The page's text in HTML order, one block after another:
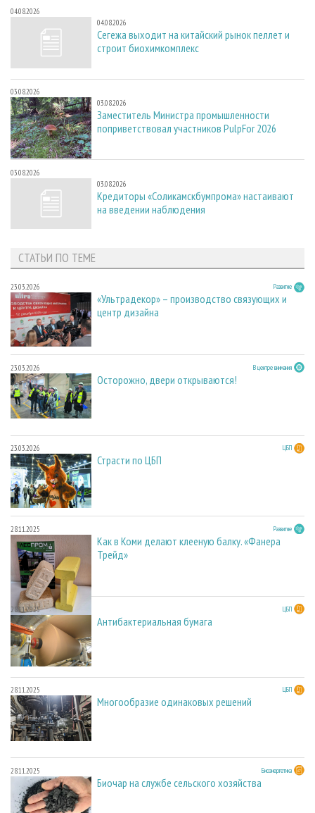
04.08.2026
04.08.2026
Сегежа выходит на китайский рынок пеллет и
строит биохимкомплекс
03.08.2026
03.08.2026
Заместитель Министра промышленности
поприветствовал участников PulpFor 2026
03.08.2026
03.08.2026
Кредиторы «Соликамскбумпрома» настаивают
на введении наблюдения
СТАТЬИ ПО ТЕМЕ
23.03.2026 Развитие
«Ультрадекор» – производство связующих и
центр дизайна
23.03.2026 В центре внимания
Осторожно, двери открываются!
23.03.2026 ЦБП
Страсти по ЦБП
28.11.2025 Развитие
Как в Коми делают клееную балку. «Фанера
Трейд»
28.11.2025 ЦБП
Антибактериальная бумага
28.11.2025 ЦБП
Многообразие одинаковых решений
28.11.2025 Биоэнергетика
Биочар на службе сельского хозяйства